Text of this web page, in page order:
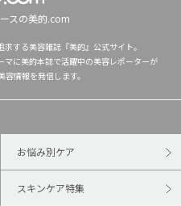
スの美的.com
する美容雑誌『美的』公式サイト。
マに美的本誌で活躍中の美容レポーターが
情報を発信します。
お悩み別ケア
スキンケア特集